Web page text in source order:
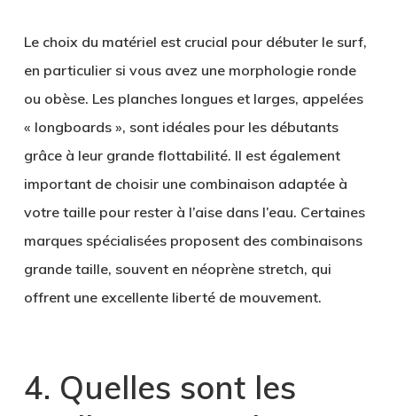
Le choix du matériel est crucial pour débuter le surf,
en particulier si vous avez une morphologie ronde
ou obèse. Les planches longues et larges, appelées
« longboards », sont idéales pour les débutants
grâce à leur grande flottabilité. Il est également
important de choisir une combinaison adaptée à
votre taille pour rester à l’aise dans l’eau. Certaines
marques spécialisées proposent des combinaisons
grande taille, souvent en néoprène stretch, qui
offrent une excellente liberté de mouvement.
4. Quelles sont les